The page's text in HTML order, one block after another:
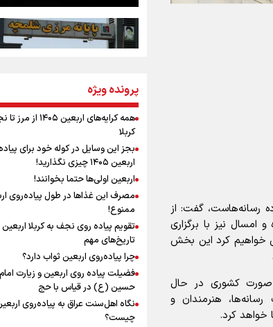
رسانه‌هاست، گفت: از
نیز با برگزاری
خواهیم کرد این بخش
صورت کشوری در حال
هنرمندان و
خواهد کرد.
سه حسرتی که به
نگاه تمدنی رهبر
فضای مجازی
رابطه کارگر و کارفرما
به زوجیت
اینفو برنا / جدول کامل فاصله
شلمچه تا شهرهای زیارتی عراق
اینفو برنا/ میزان مالیات بر ارزش
افزوده چقدر است؟
اینفوبرنا/ سقف معافیت مالیاتی
پرونده ویژه
همه کرایه‌های اربعین ۱۴۰۵
کربلا
بجز این وسایل در کوله خود برای
اربعین ۱۴۰۵ چیزی نگذارید!
اربعین اولی‌ها حتما بخوانند!
مصرف این غذاها در طول پیاده‌روی
ممنوع!
تاریخ‌های مهم
چرا پیاده‌روی اربعین ثواب دارد؟
فضیلت پیاده روی اربعین و زیارت امام
حسین (ع) در قیاس با حج
نگاه اهل‌سنت عراق به پیاده‌روی
چیست؟